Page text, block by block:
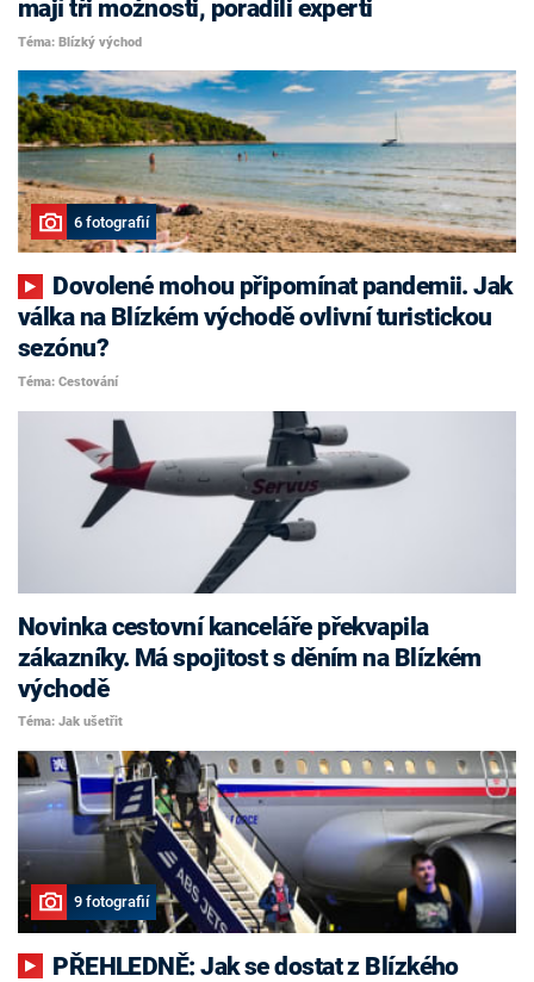
mají tři možnosti, poradili experti
Téma: Blízký východ
6 fotografií
válka na Blízkém východě ovlivní turistickou
sezónu?
Téma: Cestování
Novinka cestovní kanceláře překvapila
zákazníky. Má spojitost s děním na Blízkém
východě
Téma: Jak ušetřit
9 fotografií